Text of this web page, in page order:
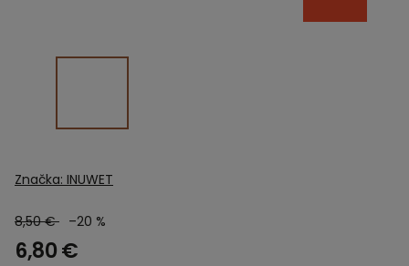
Značka: INUWET
8,50 € –20 %
6,80 €